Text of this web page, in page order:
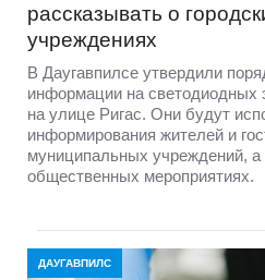
рассказывать о
учреждениях
В Даугавпилсе утвердили
информации на светодиодных
на улице Ригас. Они будут
информирования жителей и
муниципальных учреждений,
общественных мероприятиях.
ДАУГАВПИЛС